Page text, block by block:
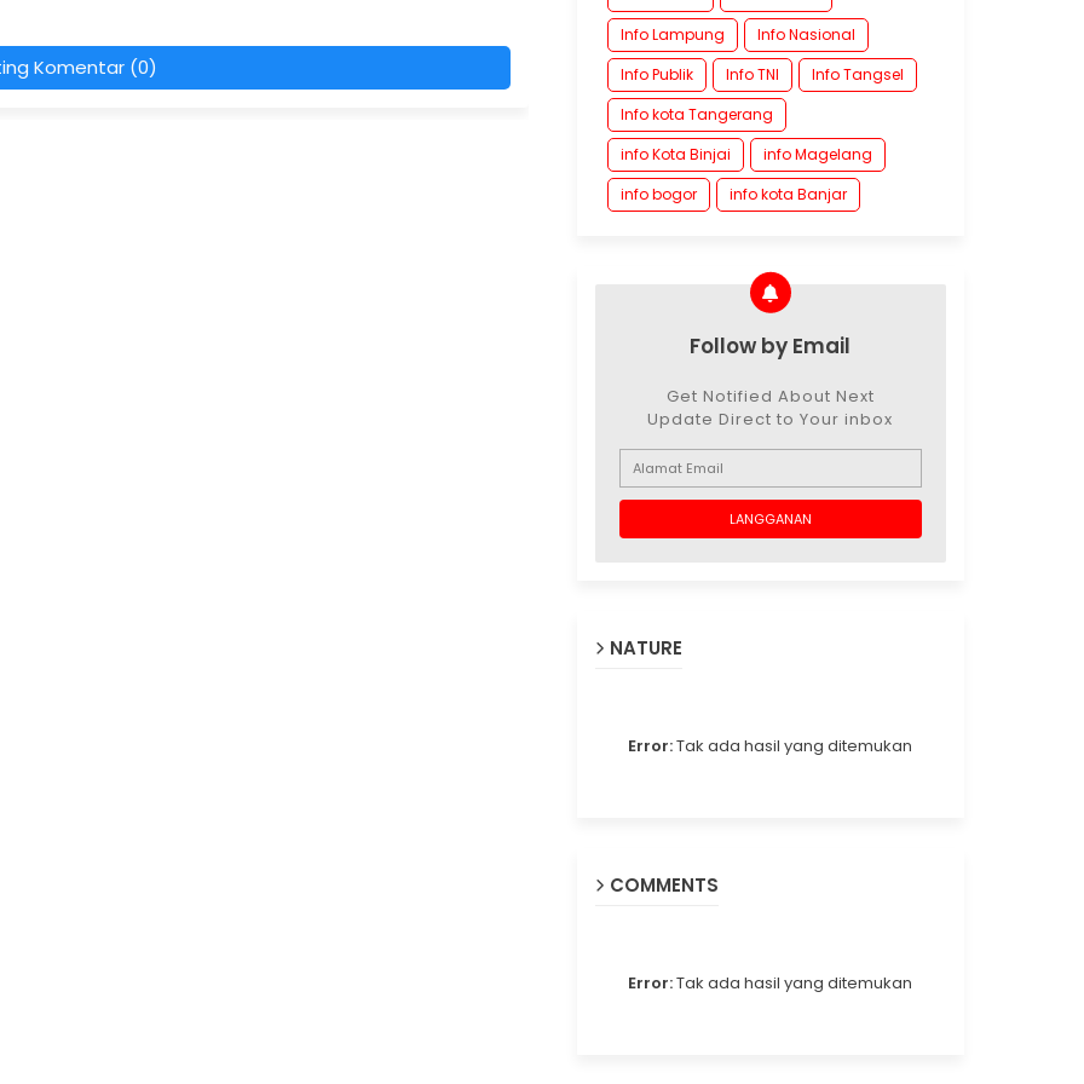
Komentar (0)
Info Lampung
Info Nasional
Info Publik
Info TNI
Info Tangsel
Info kota Tangerang
info Kota Binjai
info Magelang
info bogor
info kota Banjar
Follow by Email
Get Notified About Next
Update Direct to Your inbox
NATURE
Error:Tak ada hasil yang ditemukan
COMMENTS
Error:Tak ada hasil yang ditemukan